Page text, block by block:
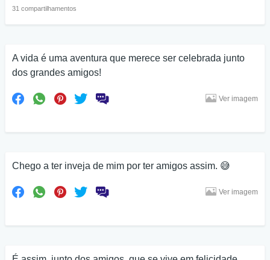
31 compartilhamentos
A vida é uma aventura que merece ser celebrada junto
dos grandes amigos!
Ver imagem
Chego a ter inveja de mim por ter amigos assim. 😅
Ver imagem